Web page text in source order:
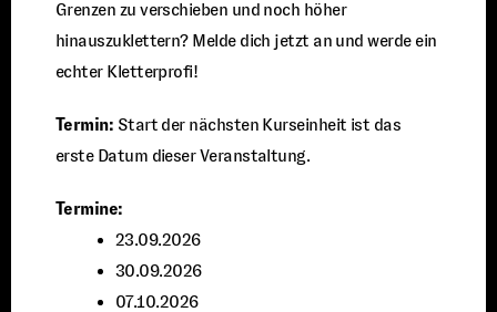
Grenzen zu verschieben und noch höher
hinauszuklettern? Melde dich jetzt an und werde ein
echter Kletterprofi!
Termin: Start der nächsten Kurseinheit ist das
erste Datum dieser Veranstaltung.
Termine:
23.09.2026
30.09.2026
07.10.2026